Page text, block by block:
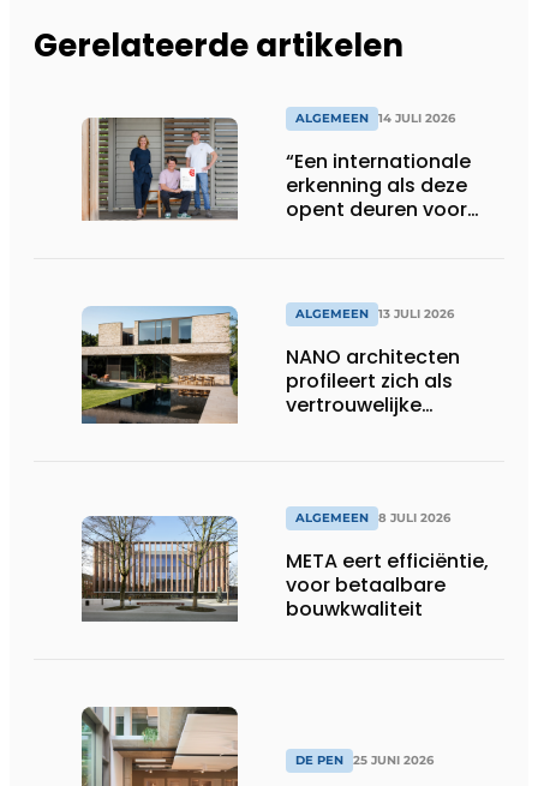
Gerelateerde artikelen
ALGEMEEN 14 JULI 2026
“Een internationale
erkenning als deze
opent deuren voor
ALGEMEEN 13 JULI 2026
NANO architecten
profileert zich als
vertrouwelijke
ALGEMEEN 8 JULI 2026
META eert efficiëntie,
voor betaalbare
bouwkwaliteit
DE PEN 25 JUNI 2026